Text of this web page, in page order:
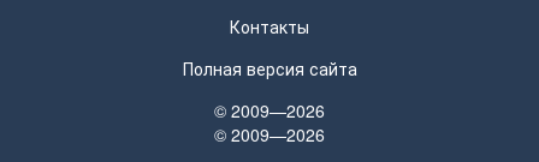
Контакты
Полная версия сайта
© 2009—2026
© 2009—2026